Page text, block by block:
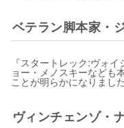
ベテラン脚本家・
『スタートレック:ヴォ
ョー・メノスキーなども
ことが明らかになりまし
ヴィンチェンゾ・